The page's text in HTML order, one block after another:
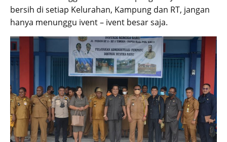
bersih di setiap Kelurahan, Kampung dan RT, jangan
hanya menunggu ivent – ivent besar saja.